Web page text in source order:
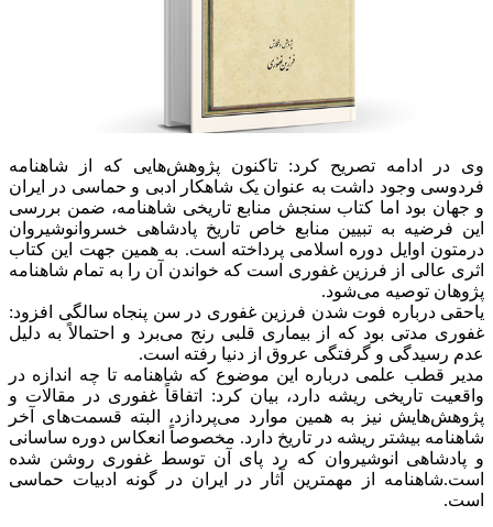
وی در ادامه تصریح کرد: تاکنون پژوهش‌هایی که از شاهنامه
فردوسی وجود داشت به عنوان یک شاهکار ادبی و حماسی در ایران
و جهان بود اما کتاب سنجش منابع تاریخی شاهنامه، ضمن بررسی
این فرضیه به تبیین منابع خاص تاریخ پادشاهی خسروانوشیروان
درمتون اوایل دوره اسلامی پرداخته است. به همین جهت این کتاب
اثری عالی از فرزین غفوری است که خواندن آن را به تمام شاهنامه
پژوهان توصیه می‌شود.
یاحقی درباره فوت شدن فرزین غفوری در سن پنجاه سالگی افزود:
غفوری مدتی بود که از بیماری قلبی رنج می‌برد و احتمالاً به دلیل
عدم رسیدگی و گرفتگی عروق از دنیا رفته است.
مدیر قطب علمی درباره این موضوع که شاهنامه تا چه اندازه در
واقعیت تاریخی ریشه دارد، بیان کرد: اتفاقاً غفوری در مقالات و
پژوهش‌هایش نیز به همین موارد می‌پردازد، البته قسمت‌های آخر
شاهنامه بیشتر ریشه در تاریخ دارد. مخصوصاً انعکاس دوره ساسانی
و پادشاهی انوشیروان که رد پای آن توسط غفوری روشن شده
است.شاهنامه از مهمترین آثار در ایران در گونه ادبیات حماسی
است.